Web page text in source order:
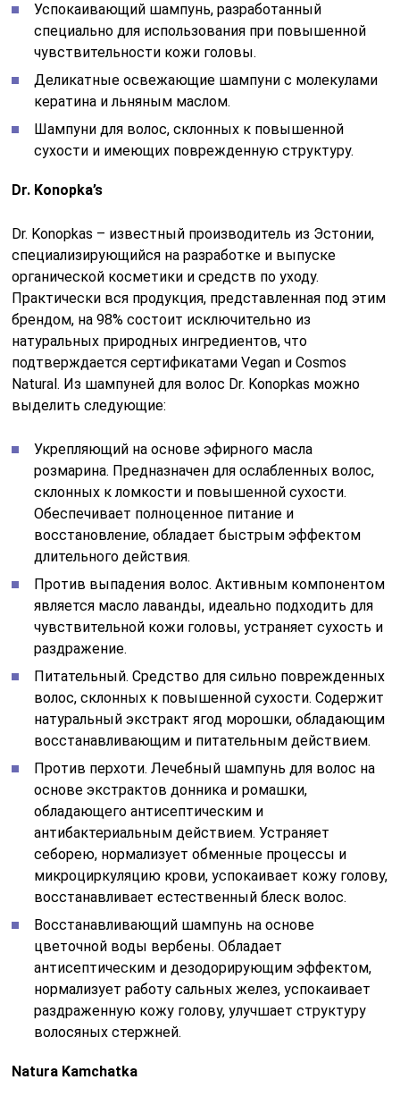
Успокаивающий шампунь, разработанный
специально для использования при повышенной
чувствительности кожи головы.
Деликатные освежающие шампуни с молекулами
кератина и льняным маслом.
Шампуни для волос, склонных к повышенной
сухости и имеющих поврежденную структуру.
Dr. Konopka’s
Dr. Konopkas – известный производитель из Эстонии,
специализирующийся на разработке и выпуске
органической косметики и средств по уходу.
Практически вся продукция, представленная под этим
брендом, на 98% состоит исключительно из
натуральных природных ингредиентов, что
подтверждается сертификатами Vegan и Cosmos
Natural. Из шампуней для волос Dr. Konopkas можно
выделить следующие:
Укрепляющий на основе эфирного масла
розмарина. Предназначен для ослабленных волос,
склонных к ломкости и повышенной сухости.
Обеспечивает полноценное питание и
восстановление, обладает быстрым эффектом
длительного действия.
Против выпадения волос. Активным компонентом
является масло лаванды, идеально подходить для
чувствительной кожи головы, устраняет сухость и
раздражение.
Питательный. Средство для сильно поврежденных
волос, склонных к повышенной сухости. Содержит
натуральный экстракт ягод морошки, обладающим
восстанавливающим и питательным действием.
Против перхоти. Лечебный шампунь для волос на
основе экстрактов донника и ромашки,
обладающего антисептическим и
антибактериальным действием. Устраняет
себорею, нормализует обменные процессы и
микроциркуляцию крови, успокаивает кожу голову,
восстанавливает естественный блеск волос.
Восстанавливающий шампунь на основе
цветочной воды вербены. Обладает
антисептическим и дезодорирующим эффектом,
нормализует работу сальных желез, успокаивает
раздраженную кожу голову, улучшает структуру
волосяных стержней.
Natura Kamchatka